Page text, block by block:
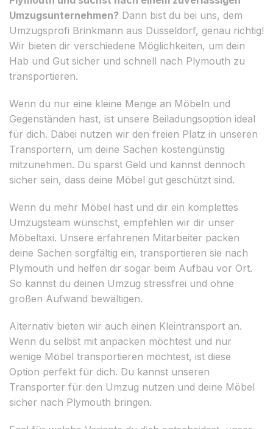
Umzugsunternehmen? Dann bist du bei uns, dem
Umzugsprofi Brinkmann aus Düsseldorf, genau richtig!
Wir bieten dir verschiedene Möglichkeiten, um dein
Hab und Gut sicher und schnell nach Plymouth zu
transportieren.
Wenn du nur eine kleine Menge an Möbeln und
Gegenständen hast, ist unsere Beiladungsoption ideal
für dich. Dabei nutzen wir den freien Platz in unseren
Transportern, um deine Sachen kostengünstig
mitzunehmen. Du sparst Geld und kannst dennoch
sicher sein, dass deine Möbel gut geschützt sind.
Wenn du mehr Möbel hast und dir ein komplettes
Umzugsteam wünschst, empfehlen wir dir unser
Möbeltaxi. Unsere erfahrenen Mitarbeiter packen
deine Sachen sorgfältig ein, transportieren sie nach
Plymouth und helfen dir sogar beim Aufbau vor Ort.
So kannst du deinen Umzug stressfrei und ohne
großen Aufwand bewältigen.
Alternativ bieten wir auch einen Kleintransport an.
Wenn du selbst mit anpacken möchtest und nur
wenige Möbel transportieren möchtest, ist diese
Option perfekt für dich. Du kannst unseren
Transporter für den Umzug nutzen und deine Möbel
sicher nach Plymouth bringen.